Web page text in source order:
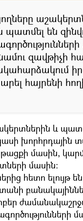
պատմել են
զավթիչի
հայրենի
և
խորհրդային
մասին,
մասին:
հետո ելույթ են